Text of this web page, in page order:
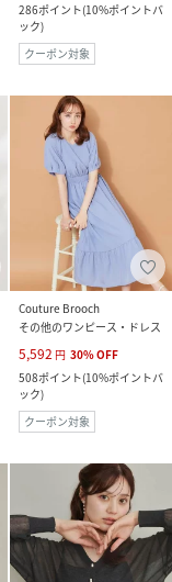
286ポイント(10%ポイントバ
ック)
クーポン対象
Couture Brooch
その他のワンピース・ドレス
5,592 円 30%OFF
508ポイント(10%ポイントバ
ック)
クーポン対象